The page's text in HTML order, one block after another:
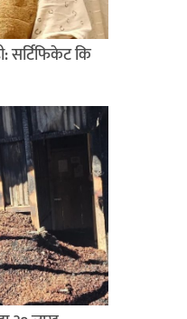
सर्टिफिकेट कि